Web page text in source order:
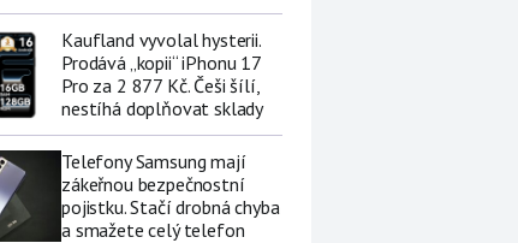
Kaufland vyvolal hysterii.
Prodává „kopii“ iPhonu 17
Pro za 2 877 Kč. Češi šílí,
nestíhá doplňovat sklady
Telefony Samsung mají
zákeřnou bezpečnostní
pojistku. Stačí drobná chyba
a smažete celý telefon